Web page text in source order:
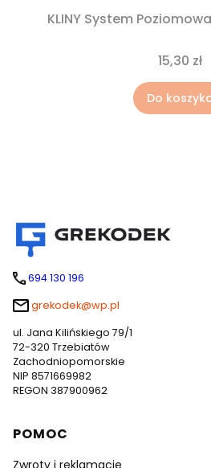
KLINY System
15,30 zł
Do
694 130 196
grekodek@wp.pl
ul. Jana Kilińskiego 79/1
72-320 Trzebiatów
Zachodniopomorskie
NIP 8571669982
REGON 387900962
Linki w stopce
POMOC
Zwroty i reklamacje